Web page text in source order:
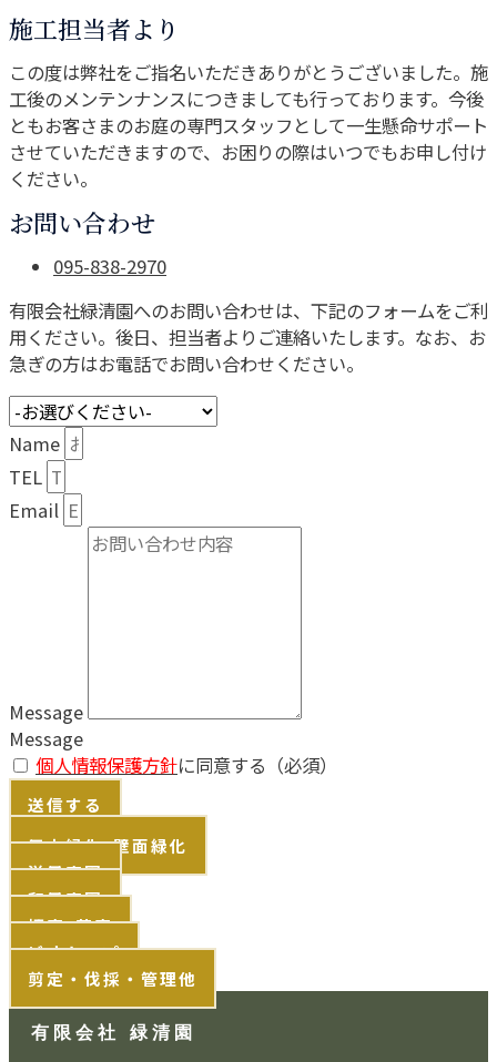
施工担当者より
この度は弊社をご指名いただきありがとうございました。施
工後のメンテンナンスにつきましても行っております。今後
ともお客さまのお庭の専門スタッフとして一生懸命サポート
させていただきますので、お困りの際はいつでもお申し付け
ください。
お問い合わせ
095-838-2970
有限会社緑清園へのお問い合わせは、下記のフォームをご利
用ください。後日、担当者よりご連絡いたします。なお、お
急ぎの方はお電話でお問い合わせください。
Name
TEL
Email
Message
Message
個人情報保護方針に同意する（必須）
送信する
屋上緑化･壁面緑化
洋風庭園
和風庭園
坪庭･茶庭
ビオトープ
剪定・伐採・管理他
有限会社 緑清園